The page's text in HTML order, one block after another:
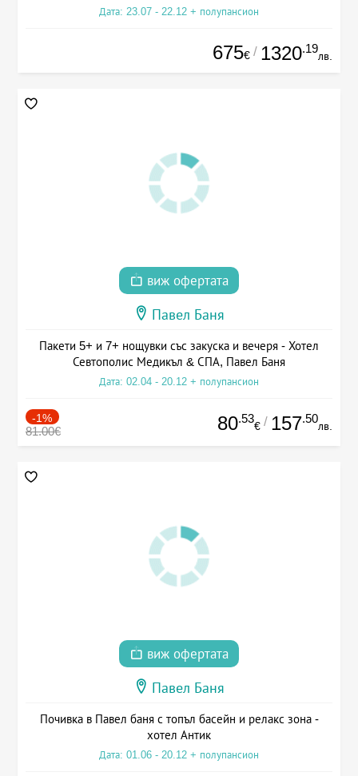
Дата: 23.07 - 22.12 + полупансион
675€ / 1320.19
лв.
виж офертата
Павел Баня
Пакети 5+ и 7+ нощувки със закуска и вечеря - Хотел
Севтополис Медикъл & СПА, Павел Баня
Дата: 02.04 - 20.12 + полупансион
-1%
81.00€ 80.53
€ / 157.50
лв.
виж офертата
Павел Баня
Почивка в Павел баня с топъл басейн и релакс зона -
хотел Антик
Дата: 01.06 - 20.12 + полупансион